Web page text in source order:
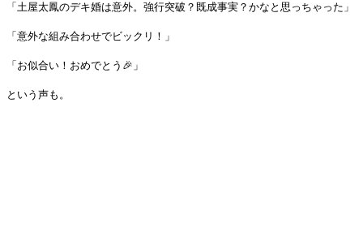
「土屋太鳳のデキ婚は意外。強行突破？既成事実？かなと思っちゃった」
「意外な組み合わせでビックリ！」
「お似合い！おめでとう🎉」
という声も。